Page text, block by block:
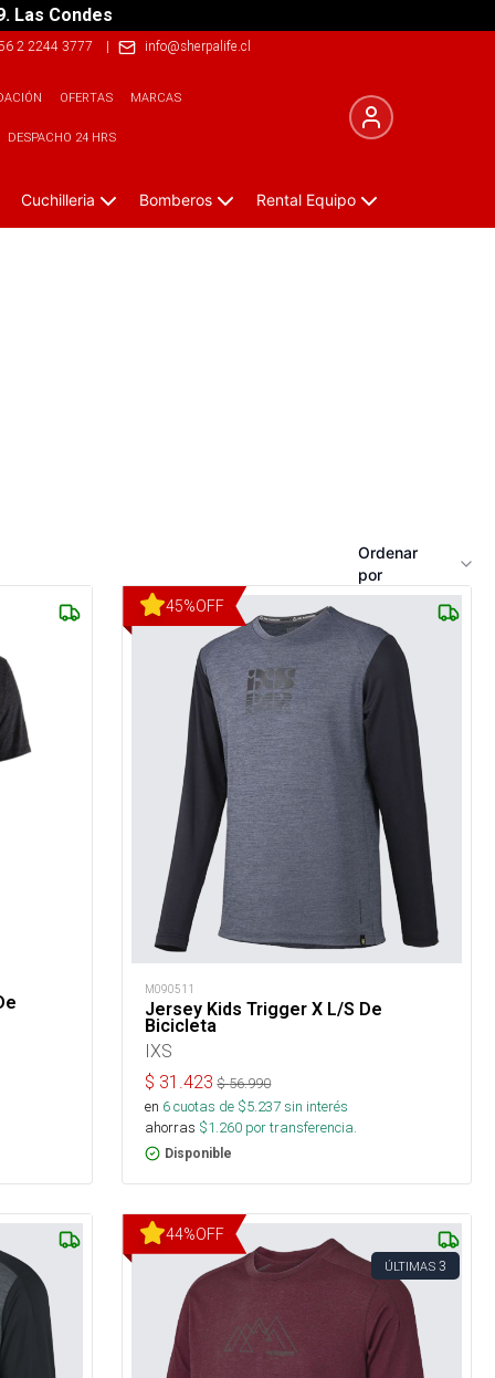
Las Condes
2 2244 3777 | info@sherpalife.cl
OFERTAS MARCAS
DESPACHO 24 HRS
Cuchilleria Bomberos Rental Equipo
Ordenar
por
45%OFF
M090511
Jersey Kids Trigger X L/S De
Bicicleta
IXS
$ 31.423 $56.990
en 6cuotas de $5.237sin interés
ahorras $1.260 por transferencia.
Disponible
44%OFF
ÚLTIMAS 3